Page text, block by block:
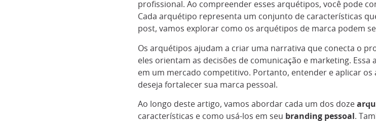
profissional. Ao compreender esses arquétipos, você pode
Cada arquétipo representa um conjunto de características
post, vamos explorar como os arquétipos de marca podem
Os arquétipos ajudam a criar uma narrativa que conecta o
eles orientam as decisões de comunicação e marketing.
em um mercado competitivo. Portanto, entender e aplicar
deseja fortalecer sua marca pessoal.
Ao longo deste artigo, vamos abordar cada um dos doze
características e como usá-los em seu branding pessoal .